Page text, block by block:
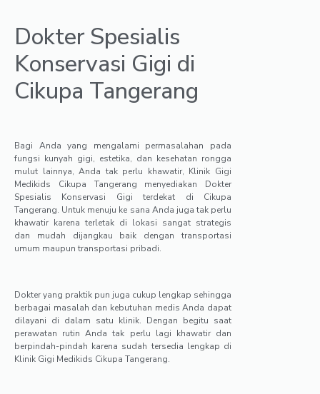
Dokter Spesialis
Konservasi Gigi di
Cikupa Tangerang
Bagi Anda yang mengalami permasalahan pada
fungsi kunyah gigi, estetika, dan kesehatan rongga
mulut lainnya, Anda tak perlu khawatir, Klinik Gigi
Medikids Cikupa Tangerang menyediakan Dokter
Spesialis Konservasi Gigi terdekat di Cikupa
Tangerang. Untuk menuju ke sana Anda juga tak perlu
khawatir karena terletak di lokasi sangat strategis
dan mudah dijangkau baik dengan transportasi
umum maupun transportasi pribadi.
Dokter yang praktik pun juga cukup lengkap sehingga
berbagai masalah dan kebutuhan medis Anda dapat
dilayani di dalam satu klinik. Dengan begitu saat
perawatan rutin Anda tak perlu lagi khawatir dan
berpindah-pindah karena sudah tersedia lengkap di
Klinik Gigi Medikids Cikupa Tangerang.